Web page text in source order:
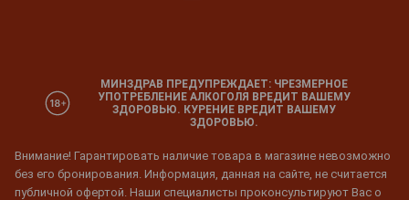
МИНЗДРАВ ПРЕДУПРЕЖДАЕТ: ЧРЕЗМЕРНОЕ
УПОТРЕБЛЕНИЕ АЛКОГОЛЯ ВРЕДИТ ВАШЕМУ
ЗДОРОВЬЮ. КУРЕНИЕ ВРЕДИТ ВАШЕМУ
ЗДОРОВЬЮ.
Внимание! Гарантировать наличие товара в магазине невозможно
без его бронирования. Информация, данная на сайте, не считается
публичной офертой. Наши специалисты проконсультируют Вас о